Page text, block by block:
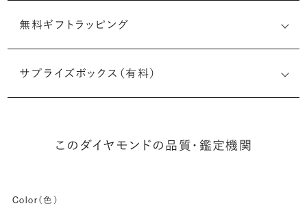
無料ギフトラッピング
サプライズボックス（有料）
このダイヤモンドの品質・鑑定機関
Color（色）